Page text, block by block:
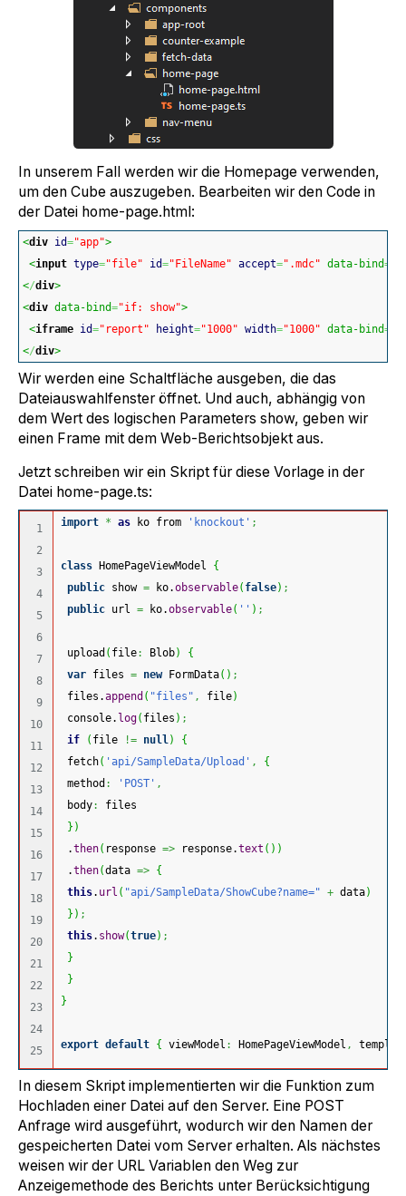
In unserem Fall werden wir die Homepage verwenden,
um den Cube auszugeben. Bearbeiten wir den Code in
der Datei home-page.html:
<div id="app">
<input type="file" id="FileName" accept=".mdc" data-bind=
</div>
<div data-bind="if: show">
<iframe id="report" height="1000" width="1000" data-bind=
</div>
Wir werden eine Schaltfläche ausgeben, die das
Dateiauswahlfenster öffnet. Und auch, abhängig von
dem Wert des logischen Parameters show, geben wir
einen Frame mit dem Web-Berichtsobjekt aus.
Jetzt schreiben wir ein Skript für diese Vorlage in der
Datei home-page.ts:
1
2
3
4
5
6
7
8
9
10
11
12
13
14
15
16
17
18
19
20
21
22
23
24
import * as ko from 'knockout' ;
class HomePageViewModel {
public show = ko.observable( false) ;
public url = ko.observable( '' ) ;
upload ( file: Blob)
{
var files = new FormData( ) ;
files.append ( "files" , file)
console. log( files ) ;
if
( file != null)
{
fetch( 'api/SampleData/Upload' ,
{
method : 'POST' ,
body:
files
} )
.then( response => response.text ( ) )
.then(data => {
this. url ( "api/SampleData/ShowCube?name=" + data)
} ) ;
this. show(true) ;
}
}
}
export default { viewModel : HomePageViewModel ,
In diesem Skript implementierten wir die Funktion zum
Hochladen einer Datei auf den Server. Eine POST
Anfrage wird ausgeführt, wodurch wir den Namen der
gespeicherten Datei vom Server erhalten. Als nächstes
weisen wir der URL Variablen den Weg zur
Anzeigemethode des Berichts unter Berücksichtigung